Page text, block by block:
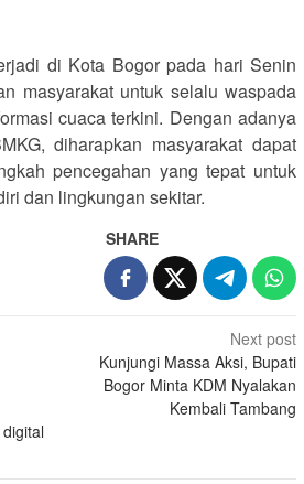
di Kota Bogor pada hari Senin
masyarakat untuk selalu waspada
cuaca terkini. Dengan adanya
diharapkan masyarakat dapat
pencegahan yang tepat untuk
dan lingkungan sekitar.
SHARE
Next post
Kunjungi Massa Aksi, Bupati
Bogor Minta KDM Nyalakan
Kembali Tambang